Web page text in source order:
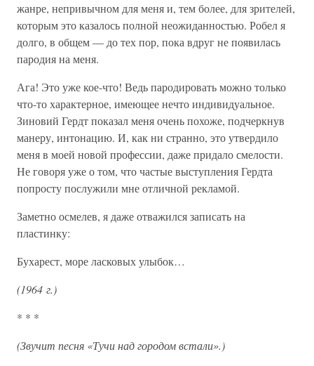
жанре, непривычном для меня и, тем более, для зрителей,
которым это казалось полной неожиданностью. Робел я
долго, в общем — до тех пор, пока вдруг не появилась
пародия на меня.
Ага! Это уже кое-что! Ведь пародировать можно только
что-то характерное, имеющее нечто индивидуальное.
Зиновий Гердт показал меня очень похоже, подчеркнув
манеру, интонацию. И, как ни странно, это утвердило
меня в моей новой профессии, даже придало смелости.
Не говоря уже о том, что частые выступления Гердта
попросту послужили мне отличной рекламой.
Заметно осмелев, я даже отважился записать на
пластинку:
Бухарест, море ласковых улыбок…
(1964 г.)
* * *
(Звучит песня «Тучи над городом встали».)